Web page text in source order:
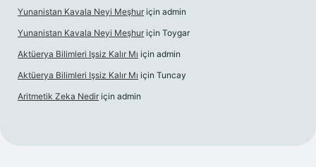
Yunanistan Kavala Neyi Meşhur için admin
Yunanistan Kavala Neyi Meşhur için Toygar
Aktüerya Bilimleri Işsiz Kalır Mı için admin
Aktüerya Bilimleri Işsiz Kalır Mı için Tuncay
Aritmetik Zeka Nedir için admin